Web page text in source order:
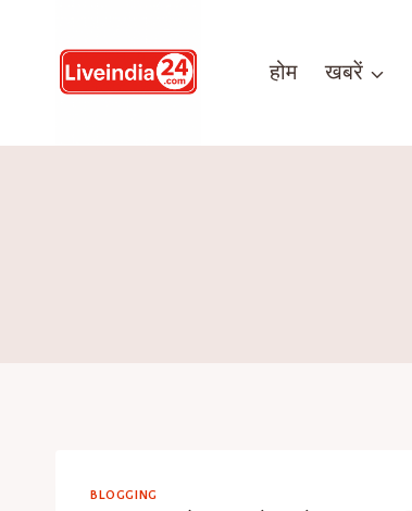
होम खबरें
BLOGGING